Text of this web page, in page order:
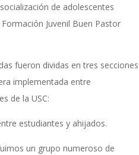
de adolescentes
Juvenil Buen Pastor
fueron dividas en tres secciones
implementada entre
de la USC:
estudiantes y ahijados.
un grupo numeroso de